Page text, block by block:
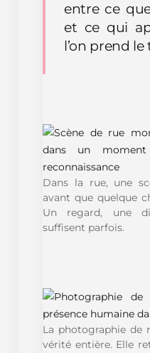
entre ce
et ce qui
l’on prend le
Dans la rue, une
avant que quelque
Un regard, une
suffisent parfois.
La photographie de
vérité entière. Elle